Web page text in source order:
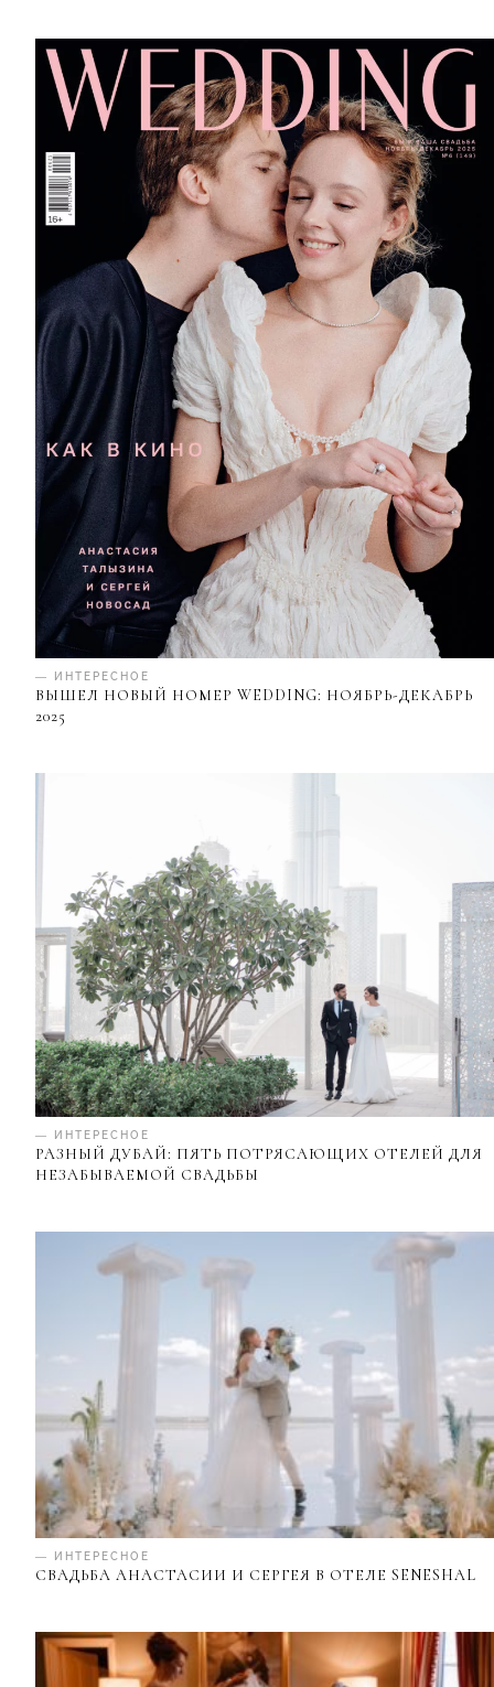
— ИНТЕРЕСНОЕ
ВЫШЕЛ НОВЫЙ НОМЕР WEDDING: НОЯБРЬ-ДЕКАБРЬ
2025
— ИНТЕРЕСНОЕ
РАЗНЫЙ ДУБАЙ: ПЯТЬ ПОТРЯСАЮЩИХ ОТЕЛЕЙ ДЛЯ
НЕЗАБЫВАЕМОЙ СВАДЬБЫ
— ИНТЕРЕСНОЕ
СВАДЬБА АНАСТАСИИ И СЕРГЕЯ В ОТЕЛЕ SENESHAL